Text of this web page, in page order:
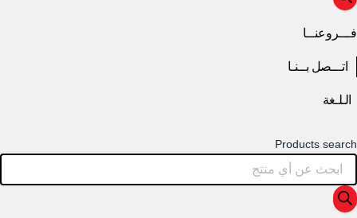
فـــروعنــا
اتـــصل بــنـا
الـلـغة
Products search